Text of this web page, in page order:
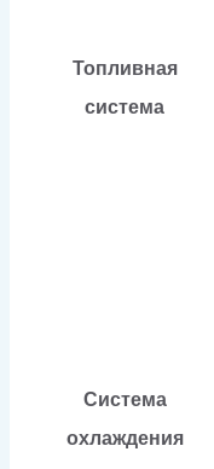
Топливная
система
Система
охлаждения